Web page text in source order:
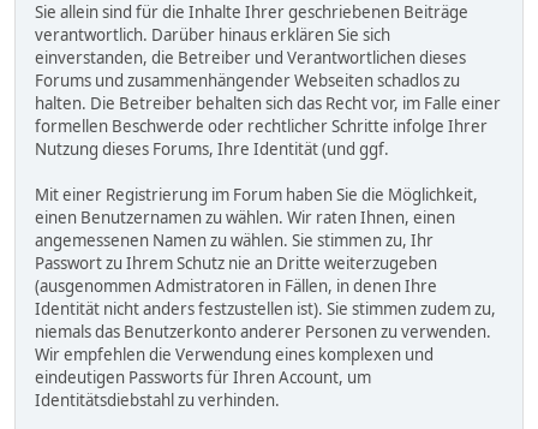
Sie allein sind für die Inhalte Ihrer geschriebenen Beiträge
verantwortlich. Darüber hinaus erklären Sie sich
einverstanden, die Betreiber und Verantwortlichen dieses
Forums und zusammenhängender Webseiten schadlos zu
halten. Die Betreiber behalten sich das Recht vor, im Falle einer
formellen Beschwerde oder rechtlicher Schritte infolge Ihrer
Nutzung dieses Forums, Ihre Identität (und ggf.
Mit einer Registrierung im Forum haben Sie die Möglichkeit,
einen Benutzernamen zu wählen. Wir raten Ihnen, einen
angemessenen Namen zu wählen. Sie stimmen zu, Ihr
Passwort zu Ihrem Schutz nie an Dritte weiterzugeben
(ausgenommen Admistratoren in Fällen, in denen Ihre
Identität nicht anders festzustellen ist). Sie stimmen zudem zu,
niemals das Benutzerkonto anderer Personen zu verwenden.
Wir empfehlen die Verwendung eines komplexen und
eindeutigen Passworts für Ihren Account, um
Identitätsdiebstahl zu verhinden.